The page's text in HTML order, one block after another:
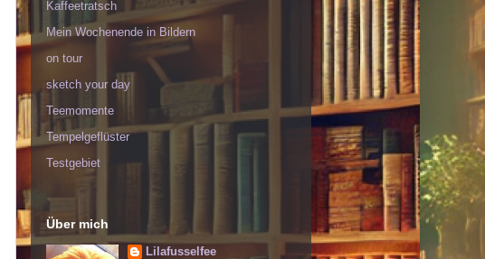
Kaffeetratsch
Mein Wochenende in Bildern
on tour
sketch your day
Teemomente
Tempelgeflüster
Testgebiet
Über mich
Lilafusselfee